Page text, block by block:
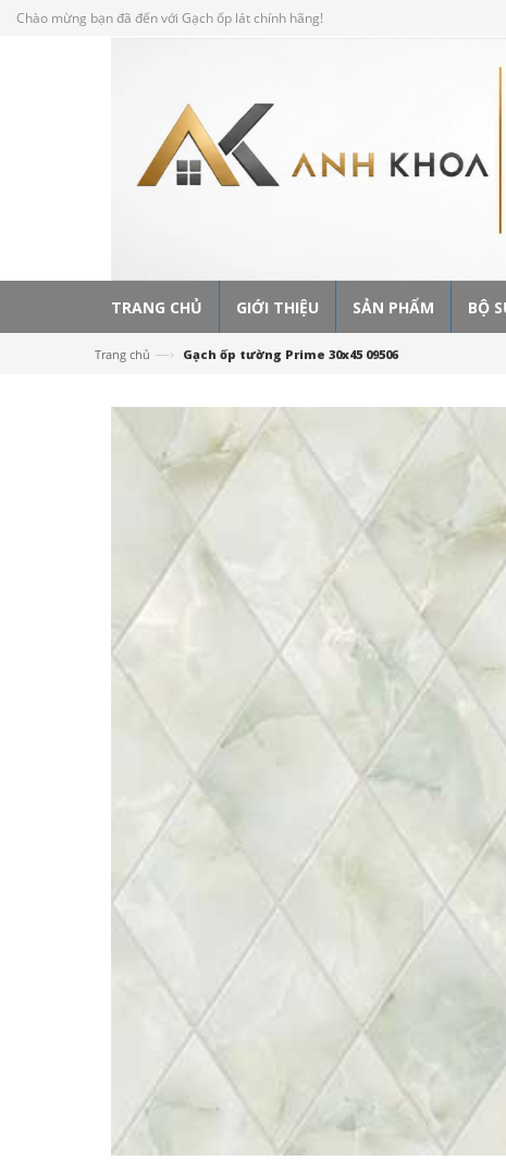
Chào mừng bạn đã đến với Gạch ốp lát chính hãng!
TRANG CHỦ GIỚI THIỆU SẢN PHẨM BỘ
Trang chủ —› Gạch ốp tường Prime 30x45 09506